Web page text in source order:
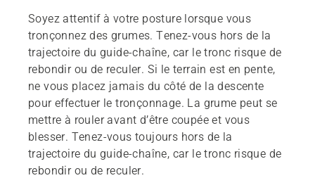
Soyez attentif à votre posture lorsque vous
tronçonnez des grumes. Tenez-vous hors de la
trajectoire du guide-chaîne, car le tronc risque de
rebondir ou de reculer. Si le terrain est en pente,
ne vous placez jamais du côté de la descente
pour effectuer le tronçonnage. La grume peut se
mettre à rouler avant d’être coupée et vous
blesser. Tenez-vous toujours hors de la
trajectoire du guide-chaîne, car le tronc risque de
rebondir ou de reculer.